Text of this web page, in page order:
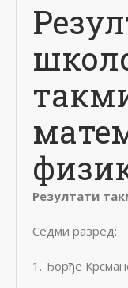
Резултати
Седми разред:
1. Ђорђе